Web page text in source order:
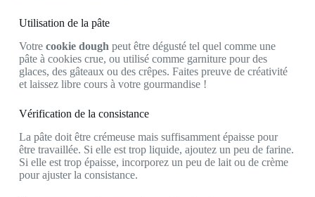
Utilisation de la pâte
Votre cookie dough peut être dégusté tel quel comme une
pâte à cookies crue, ou utilisé comme garniture pour des
glaces, des gâteaux ou des crêpes. Faites preuve de créativité
et laissez libre cours à votre gourmandise !
Vérification de la consistance
La pâte doit être crémeuse mais suffisamment épaisse pour
être travaillée. Si elle est trop liquide, ajoutez un peu de farine.
Si elle est trop épaisse, incorporez un peu de lait ou de crème
pour ajuster la consistance.